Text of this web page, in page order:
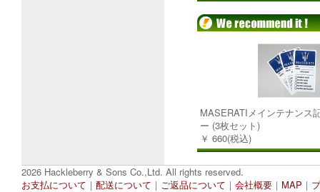
MASERATIメインテナンス
ー (3枚セット)
￥ 660(税込)
2026 Hackleberry & Sons Co.,Ltd. All rights reserved.
お支払について ｜ 配送について ｜ ご返品について ｜ 会社概要 ｜ MAP ｜